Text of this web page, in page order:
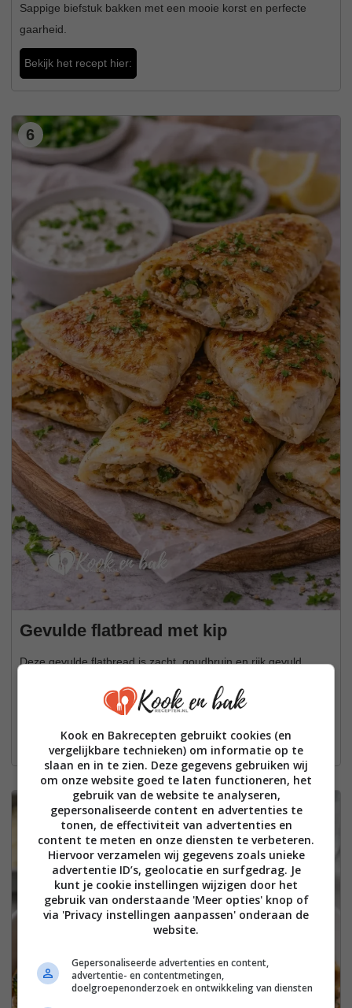
Sappige biefstuk bakken met een mooie korst en perfecte
gaarheid.
Bekijk het recept hier:
6
Gevulde flatbread met kip
Deze gevulde flatbread is zacht, goudbruin en rijk gevuld.
Makkelijk recept met yoghurtdeeg, inclusief tips, airfryeroptie
Bekijk het recept hier:
Kook en Bakrecepten gebruikt cookies (en
vergelijkbare technieken) om informatie op te
slaan en in te zien. Deze gegevens gebruiken wij
om onze website goed te laten functioneren, het
gebruik van de website te analyseren,
gepersonaliseerde content en advertenties te
tonen, de effectiviteit van advertenties en
content te meten en onze diensten te verbeteren.
Hiervoor verzamelen wij gegevens zoals unieke
advertentie ID’s, geolocatie en surfgedrag. Je
kunt je cookie instellingen wijzigen door het
gebruik van onderstaande 'Meer opties' knop of
via 'Privacy instellingen aanpassen' onderaan de
website.
Gepersonaliseerde advertenties en content,
advertentie- en contentmetingen,
doelgroepenonderzoek en ontwikkeling van diensten